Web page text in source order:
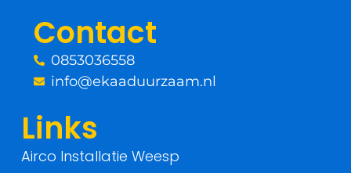
k
-
Contact
0853036558
info@ekaaduurzaam.nl
Links
Airco Installatie Weesp